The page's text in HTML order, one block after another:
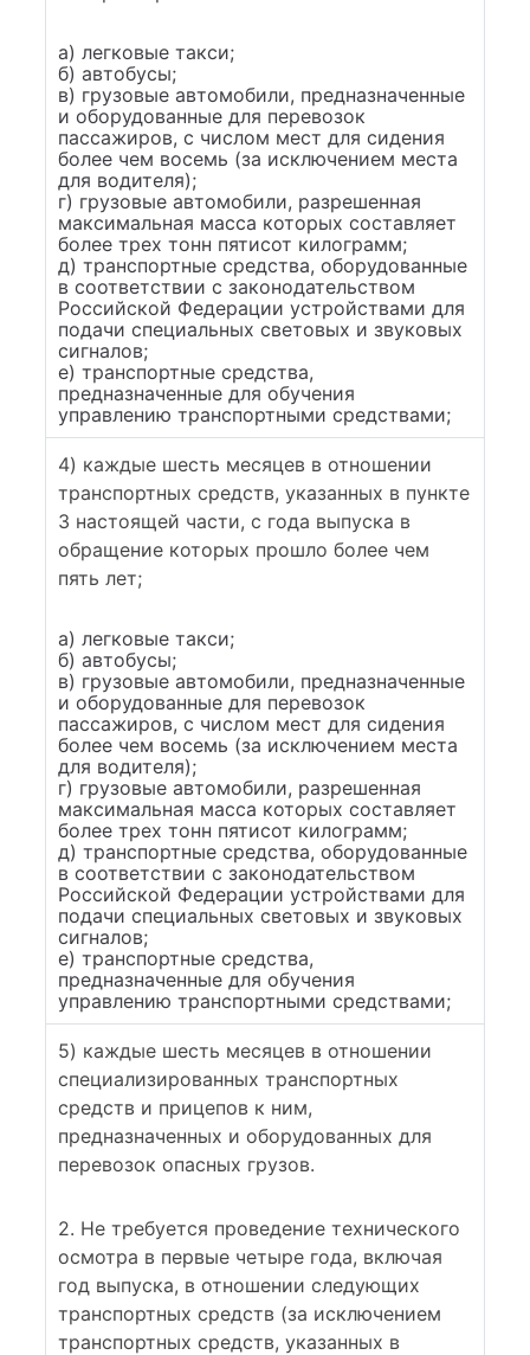
а) легковые такси;
б) автобусы;
в) грузовые автомобили, предназначенные
и оборудованные для перевозок
пассажиров, с числом мест для сидения
более чем восемь (за исключением места
для водителя);
г) грузовые автомобили, разрешенная
максимальная масса которых составляет
более трех тонн пятисот килограмм;
д) транспортные средства, оборудованные
в соответствии с законодательством
Российской Федерации устройствами для
подачи специальных световых и звуковых
сигналов;
е) транспортные средства,
предназначенные для обучения
управлению транспортными средствами;
4) каждые шесть месяцев в отношении
транспортных средств, указанных в пункте
3 настоящей части, с года выпуска в
обращение которых прошло более чем
пять лет;
а) легковые такси;
б) автобусы;
в) грузовые автомобили, предназначенные
и оборудованные для перевозок
пассажиров, с числом мест для сидения
более чем восемь (за исключением места
для водителя);
г) грузовые автомобили, разрешенная
максимальная масса которых составляет
более трех тонн пятисот килограмм;
д) транспортные средства, оборудованные
в соответствии с законодательством
Российской Федерации устройствами для
подачи специальных световых и звуковых
сигналов;
е) транспортные средства,
предназначенные для обучения
управлению транспортными средствами;
5) каждые шесть месяцев в отношении
специализированных транспортных
средств и прицепов к ним,
предназначенных и оборудованных для
перевозок опасных грузов.
2. Не требуется проведение технического
осмотра в первые четыре года, включая
год выпуска, в отношении следующих
транспортных средств (за исключением
транспортных средств, указанных в